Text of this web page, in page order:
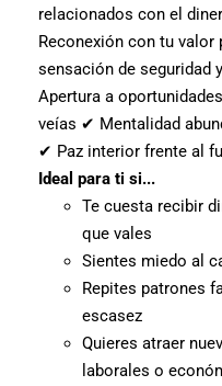
relacionados con el
Reconexión con tu
sensación de seguridad
Apertura a
veías ✔ Mentalidad
✔ Paz interior frente al
Ideal para ti si...
Te cuesta recibir
que vales
Sientes miedo al
Repites patrones
escasez
Quieres atraer
laborales o